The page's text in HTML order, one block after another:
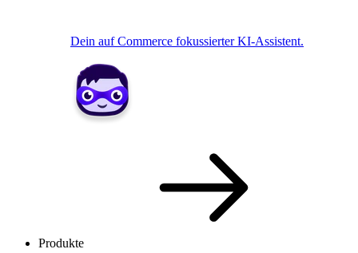
Dein auf Commerce fokussierter KI-Assistent.
Produkte